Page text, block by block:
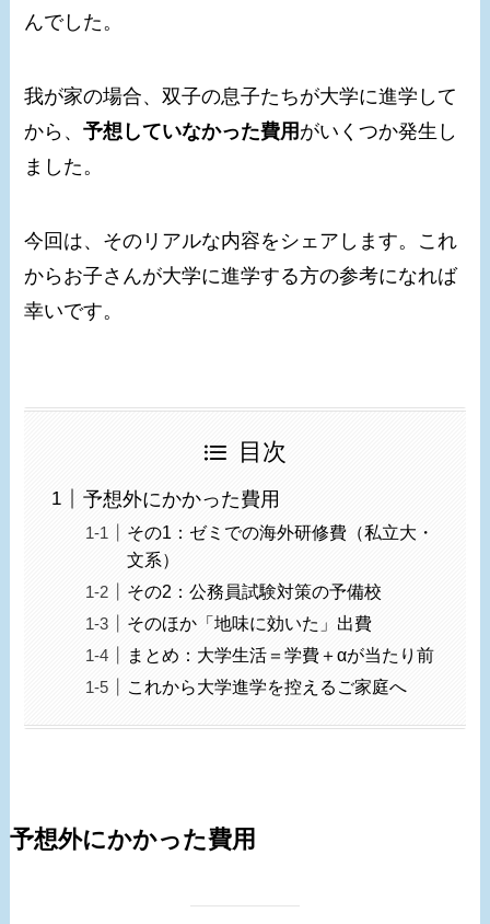
んでした。
我が家の場合、双子の息子たちが大学に進学して
から、予想していなかった費用 がいくつか発生し
ました。
今回は、そのリアルな内容をシェアします。これ
からお子さんが大学に進学する方の参考になれば
幸いです。
目次
予想外にかかった費用
その1：ゼミでの海外研修費（私立大・
文系）
その2：公務員試験対策の予備校
そのほか「地味に効いた」出費
まとめ：大学生活＝学費＋αが当たり前
これから大学進学を控えるご家庭へ
予想外にかかった費用